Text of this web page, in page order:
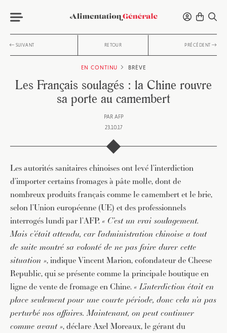
SUIVANT RETOUR PRÉCÉDENT
EN CONTINU BRÈVE
Les Français soulagés : la Chine rouvre
sa porte au camembert
PAR AFP
23.10.17
Les autorités sanitaires chinoises ont levé l’interdiction
d’importer certains fromages à pâte molle, dont de
nombreux produits français comme le camembert et le brie,
selon l’Union européenne (UE) et des professionnels
interrogés lundi par l’AFP. « C’est un vrai soulagement.
Mais c’était attendu, car l’administration chinoise a tout
de suite montré sa volonté de ne pas faire durer cette
situation », indique Vincent Marion, cofondateur de Cheese
Republic, qui se présente comme la principale boutique en
ligne de vente de fromage en Chine. « L’interdiction était en
place seulement pour une courte période, donc cela n’a pas
perturbé nos affaires. Maintenant, on peut continuer
comme avant », déclare Axel Moreaux, le gérant du